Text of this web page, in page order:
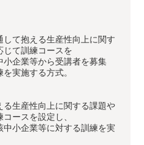
て抱える生産性向上に関す
じて訓練コースを
企業等から受講者を募集
実施する方式。
生産性向上に関する課題や
ースを設定し、
小企業等に対する訓練を実